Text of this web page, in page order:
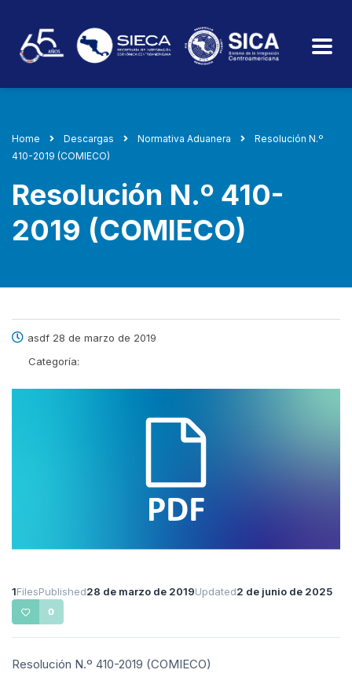
Home Descargas Normativa Aduanera
Resolución N.º
410-2019 (COMIECO)
Resolución N.º 410-
2019 (COMIECO)
asdf 28 de marzo de 2019
Categoría:
1FilesPublished28 de marzo de 2019Updated2 de junio de 2025
0
Resolución N.º 410-2019 (COMIECO)